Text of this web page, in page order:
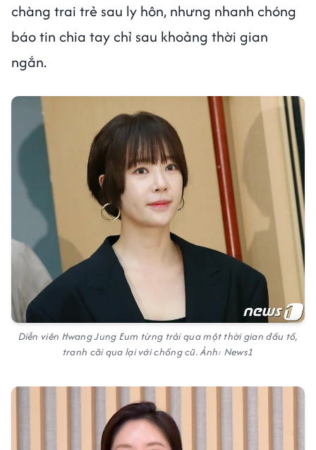
chàng trai trẻ sau ly hôn, nhưng nhanh chóng
báo tin chia tay chỉ sau khoảng thời gian
ngắn.
Diễn viên Hwang Jung Eum từng trải qua một thời gian đấu tố,
tranh cãi qua lại với chồng cũ. Ảnh: News1